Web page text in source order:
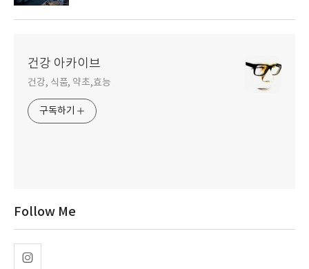
건강 아카이브
건강, 식품, 약초,효능
구독하기
Follow Me